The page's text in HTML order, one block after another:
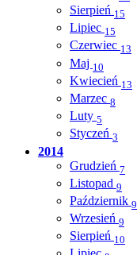
Sierpień 15
Lipiec 15
Czerwiec 13
Maj 10
Kwiecień 13
Marzec 8
Luty 5
Styczeń 3
2014
Grudzień 7
Listopad 9
Październik 9
Wrzesień 9
Sierpień 10